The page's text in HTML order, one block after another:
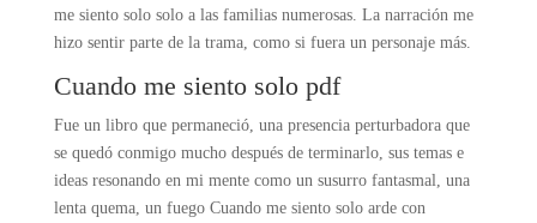
me siento solo solo a las familias numerosas. La narración me
hizo sentir parte de la trama, como si fuera un personaje más.
Cuando me siento solo pdf
Fue un libro que permaneció, una presencia perturbadora que
se quedó conmigo mucho después de terminarlo, sus temas e
ideas resonando en mi mente como un susurro fantasmal, una
lenta quema, un fuego Cuando me siento solo arde con